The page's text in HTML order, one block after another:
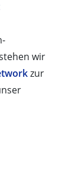
wir
zur